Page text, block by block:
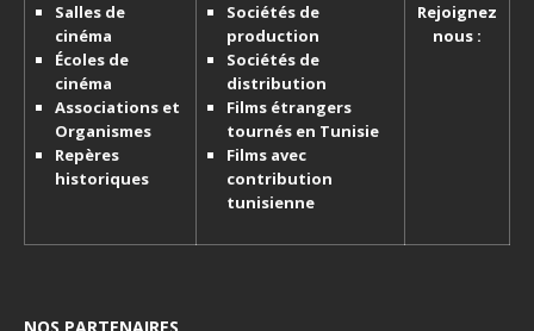
Salles de
cinéma
Écoles de
cinéma
Associations et
Organismes
Repères
historiques
Sociétés de
production
Sociétés de
distribution
Films étrangers
tournés en Tunisie
Films avec
contribution
tunisienne
Rejoignez
nous :